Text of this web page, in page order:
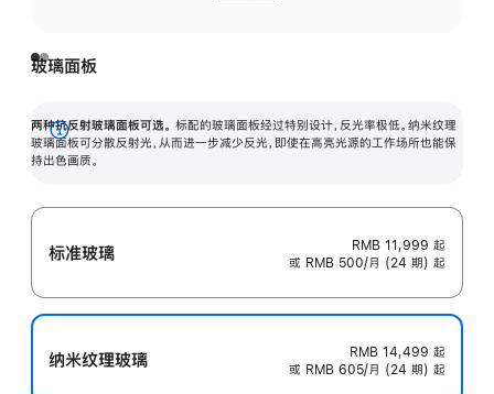
玻璃面板
两种抗反射玻璃面板可选。 标配的玻璃面板经过特别设计，反光率极低。纳米纹理
玻璃面板可分散反射光，从而进一步减少反光，即使在高亮光源的工作场所也能保
持出色画质。
展
开
标准玻璃 RMB 11,999 起
或 RMB 500/月 (24 期) 起
纳米纹理玻璃 RMB 14,499 起
或 RMB 605/月 (24 期) 起